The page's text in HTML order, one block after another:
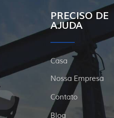
PRECISO DE
AJUDA
Casa
Nossa Empresa
Contato
Blog